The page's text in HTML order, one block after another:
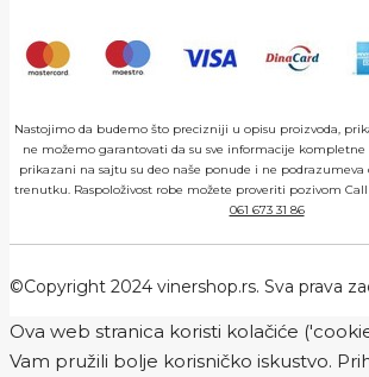
Nastojimo da budemo što precizniji u opisu proizvoda,
ne možemo garantovati da su sve informacije kompletne
prikazani na sajtu su deo naše ponude i ne podrazumeva
trenutku. Raspoloživost robe možete proveriti pozivom
061 673 31 86
©Copyright 2024 vinershop.rs. Sva prava
Ova web stranica koristi kolačiće
Vam pružili bolje korisničko iskustvo.